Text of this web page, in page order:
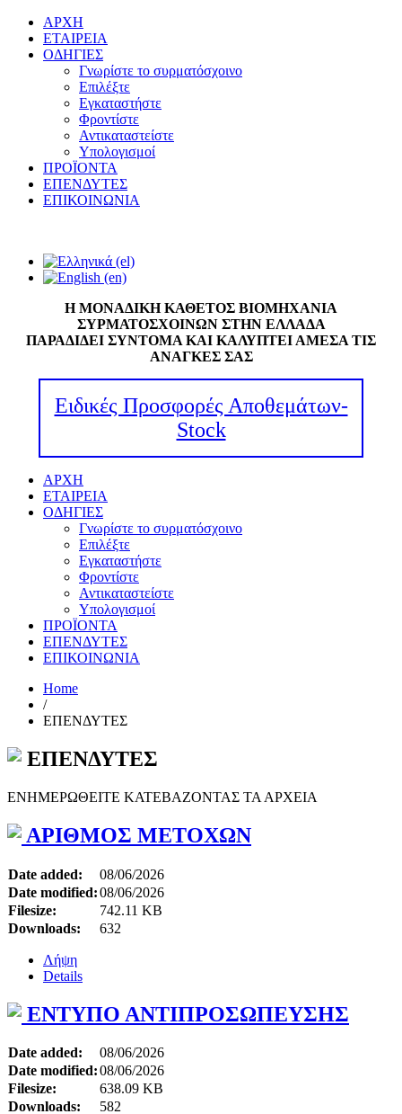
ΑΡΧΗ
ΕΤΑΙΡΕΙΑ
ΟΔΗΓΙΕΣ
Γνωρίστε το συρματόσχοινο
Επιλέξτε
Εγκαταστήστε
Φροντίστε
Αντικαταστείστε
Υπολογισμοί
ΠΡΟΪΟΝΤΑ
ΕΠΕΝΔΥΤΕΣ
ΕΠΙΚΟΙΝΩΝΙΑ
Η ΜΟΝΑΔΙΚΗ ΚΑΘΕΤΟΣ ΒΙΟΜΗΧΑΝΙΑ
ΣΥΡΜΑΤΟΣΧΟΙΝΩΝ ΣΤΗΝ ΕΛΛΑΔΑ
ΠΑΡΑΔΙΔΕΙ ΣΥΝΤΟΜΑ ΚΑΙ ΚΑΛΥΠΤΕΙ ΑΜΕΣΑ ΤΙΣ
ΑΝΑΓΚΕΣ ΣΑΣ
Ειδικές Προσφορές Αποθεμάτων-
Stock
ΑΡΧΗ
ΕΤΑΙΡΕΙΑ
ΟΔΗΓΙΕΣ
Γνωρίστε το συρματόσχοινο
Επιλέξτε
Εγκαταστήστε
Φροντίστε
Αντικαταστείστε
Υπολογισμοί
ΠΡΟΪΟΝΤΑ
ΕΠΕΝΔΥΤΕΣ
ΕΠΙΚΟΙΝΩΝΙΑ
Home
/
ΕΠΕΝΔΥΤΕΣ
ΕΠΕΝΔΥΤΕΣ
ΕΝΗΜΕΡΩΘΕΙΤΕ ΚΑΤΕΒΑΖΟΝΤΑΣ ΤΑ ΑΡΧΕΙΑ
ΑΡΙΘΜΟΣ ΜΕΤΟΧΩΝ
Date added:
08/06/2026
Date modified:08/06/2026
Filesize:
742.11 KB
Downloads:
632
Λήψη
Details
ΕΝΤΥΠΟ ΑΝΤΙΠΡΟΣΩΠΕΥΣΗΣ
Date added:
08/06/2026
Date modified:08/06/2026
Filesize:
638.09 KB
Downloads:
582